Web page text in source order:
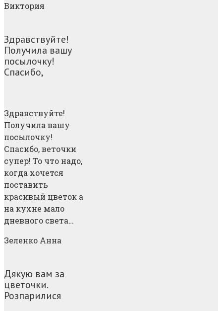
Виктория
Здравствуйте!
Получила вашу
посылочку!
Спасибо,
Здравствуйте!
Получила вашу
посылочку!
Спасибо, веточки
супер! То что надо,
когда хочется
поставить
красивый цветок а
на кухне мало
дневного света…
Зеленко Анна
Дякую вам за
цветочки.
Розпарилися